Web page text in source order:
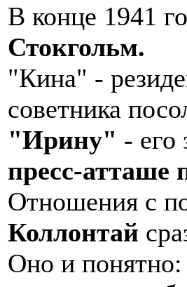
В конце 1941
Стокгольм.
"Кина" -
советника
"Ирину" -
пресс-атташе
Отношения с
Коллонтай
Оно и